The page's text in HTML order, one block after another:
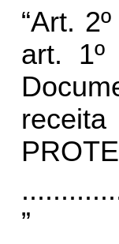
“Art.
art. 1º
”